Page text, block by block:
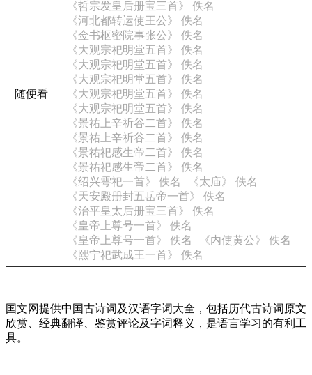
随便看
《哲宗发皇后册宝三首》 佚名
《河北都转运使王公》 佚名
《佥书枢密院事张公》 佚名
《大观宗祀明堂五首》 佚名
《大观宗祀明堂五首》 佚名
《大观宗祀明堂五首》 佚名
《大观宗祀明堂五首》 佚名
《大观宗祀明堂五首》 佚名
《景祐上辛祈谷二首》 佚名
《景祐上辛祈谷二首》 佚名
《景祐祀感生帝二首》 佚名
《景祐祀感生帝二首》 佚名
《绍兴雩祀一首》 佚名
《太庙》 佚名
《天安殿册封五岳帝一首》 佚名
《治平皇太后册宝三首》 佚名
《皇帝上尊号一首》 佚名
《皇帝上尊号一首》 佚名
《内使黄公》 佚名
《熙宁祀武成王一首》 佚名
国文网提供中国古诗词及汉语字词大全，包括历代古诗词原文
欣赏、经典翻译、鉴赏评论及字词释义，是语言学习的有利工
具。